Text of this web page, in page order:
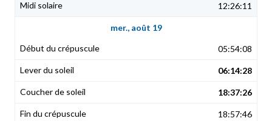
12:26:11
mer., août 19
05:54:08
06:14:28
18:37:26
18:57:46